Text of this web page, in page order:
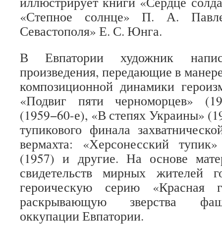
«Степное солнце» П. А.
Севастополя» Е. С. Юнга.
В Евпатории художник
произведения, передающие в
композиционной динамики
«Подвиг пяти черноморцев»
(1959−60-е), «В степях Украины»
тупикового финала
вермахта: «Херсонесский
(1957) и другие. На основе
свидетельств мирных жителей
героическую серию «Красная
раскрывающую зверства
оккупации Евпатории.